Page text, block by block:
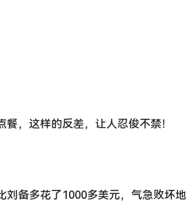
，这样的反差，让人忍俊不禁！
刘备多花了1000多美元，气急败坏地